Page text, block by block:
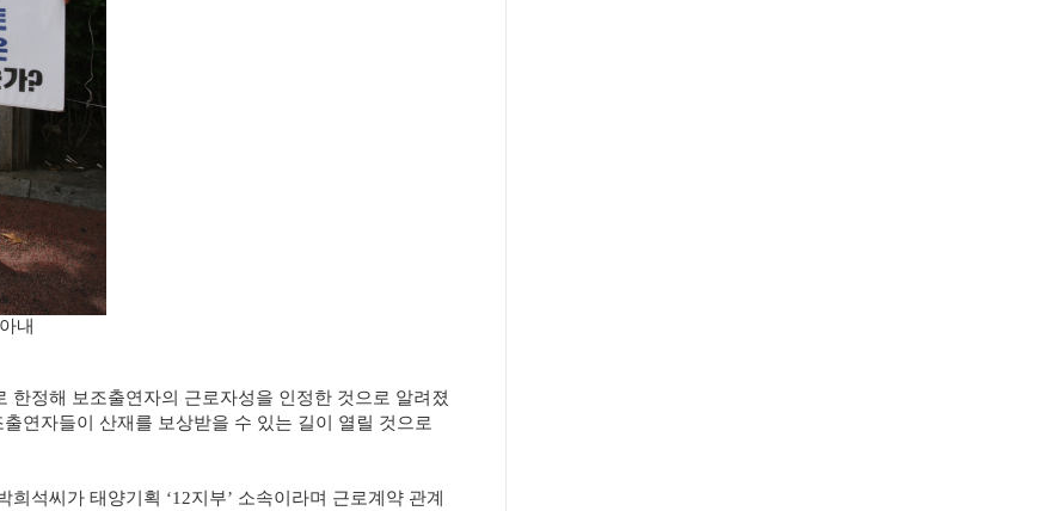
내
한정해 보조출연자의 근로자성을 인정한 것으로 알려졌
연자들이 산재를 보상받을 수 있는 길이 열릴 것으로
석씨가 태양기획 ‘12지부’ 소속이라며 근로계약 관계